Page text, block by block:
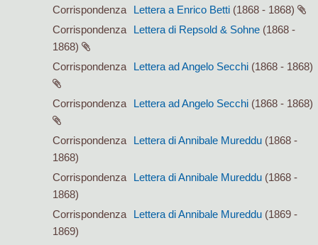
Corrispondenza
Lettera a Enrico Betti (1868 - 1868)
Corrispondenza
Lettera di Repsold & Sohne (1868 -
1868)
Corrispondenza
Lettera ad Angelo Secchi (1868 - 1868)
Corrispondenza Lettera ad Angelo Secchi (1868 - 1868)
Corrispondenza Lettera di Annibale Mureddu (1868 -
1868)
Corrispondenza
Lettera di Annibale Mureddu (1868 -
1868)
Corrispondenza
Lettera di Annibale Mureddu (1869 -
1869)